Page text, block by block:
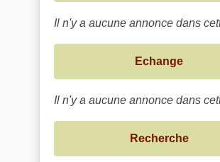
Il n'y a aucune annonce dans
Echange
Il n'y a aucune annonce dans
Recherche